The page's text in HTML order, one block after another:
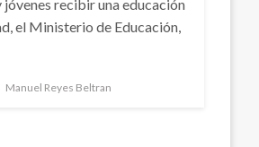
recibir una educación
el Ministerio de Educación,
Manuel Reyes Beltran